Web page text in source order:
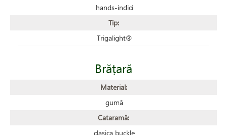
hands-indici
Tip:
Trigalight®
Brățară
Material:
gumă
Cataramă:
clasica buckle